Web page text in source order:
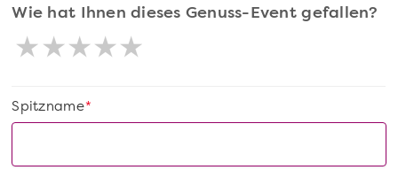
Wie hat Ihnen dieses Genuss-Event gefallen?
*
Spitzname